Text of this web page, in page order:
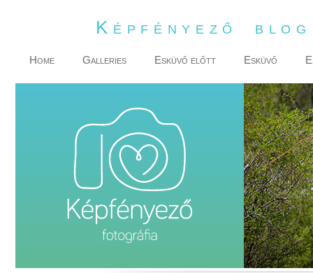
Képfényező
Home Galleries Esküvő előtt Esküvő